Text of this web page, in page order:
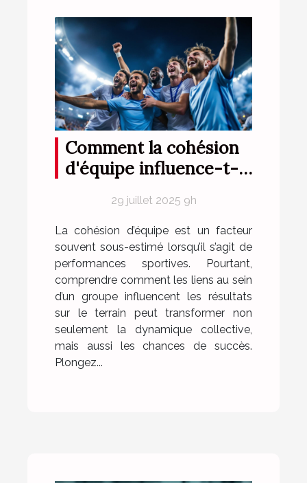
Comment la cohésion
d'équipe influence-t-
sportives ?
29 juillet 2025 9h
La cohésion d’équipe est un facteur
souvent sous-estimé lorsqu’il s’agit de
performances sportives. Pourtant,
comprendre comment les liens au sein
d’un groupe influencent les résultats
sur le terrain peut transformer non
seulement la dynamique collective,
mais aussi les chances de succès.
Plongez...